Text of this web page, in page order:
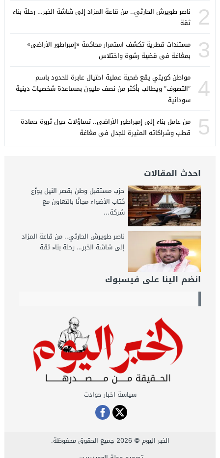
2
ناصر طويرش الحارثي.. من قاعة المزاد إلى شاشة الخبر… رحلة بناء
ثقة
3
مستندات قطرية تكشف استمرار محاكمة «إمبراطور الأراضى»
بمغاغة فى قضية رشوة واختلاس
4
مواطن كويتي يقع ضحية عملية احتيال عابرة للحدود باسم
“التصوف” ويطالب بأكثر من نصف مليون بمساعدة شخصيات دينية
سودانية
5
من عامل بناء إلى إمبراطور الأراضى.. تساؤلات حول ثروة حمادة
قطب وشراكاته المثيرة للجدل فى مغاغة
احدث المقالات
حزب مستقبل وطن بقصر النيل يوزّع
كتاب الأضواء مجانًا بالتعاون مع
شركة...
ناصر طويرش الحارثي.. من قاعة المزاد
إلى شاشة الخبر… رحلة بناء ثقة
انضم الينا على فيسبوك
سياسة اخبار حوادث
الخبر اليوم © 2026 جميع الحقوق محفوظة.